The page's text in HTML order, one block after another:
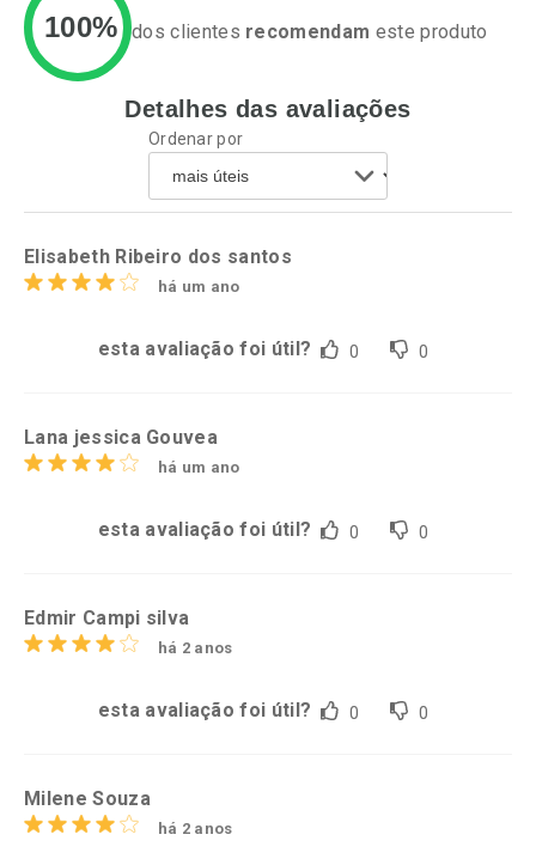
Ativar Desconto
Comprar sem Desconto
Por R$ 44,70/cada
Comprar sem Desconto
Ativar Desconto
Comprar sem Desconto
Por R$ 23,75/cada
100% dos clientes recomendam este produto
Detalhes das avaliações
Ordenar por
Elisabeth Ribeiro dos santos
há um ano
esta avaliação foi útil? 0 0
Lana jessica Gouvea
há um ano
esta avaliação foi útil? 0 0
Edmir Campi silva
há 2 anos
esta avaliação foi útil? 0 0
Milene Souza
há 2 anos